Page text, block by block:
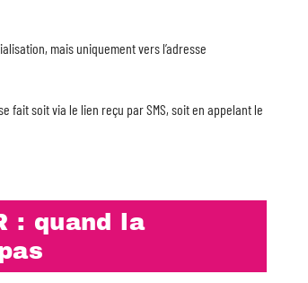
mais uniquement vers l’adresse
fait soit via le lien reçu par SMS, soit en appelant le
: quand la